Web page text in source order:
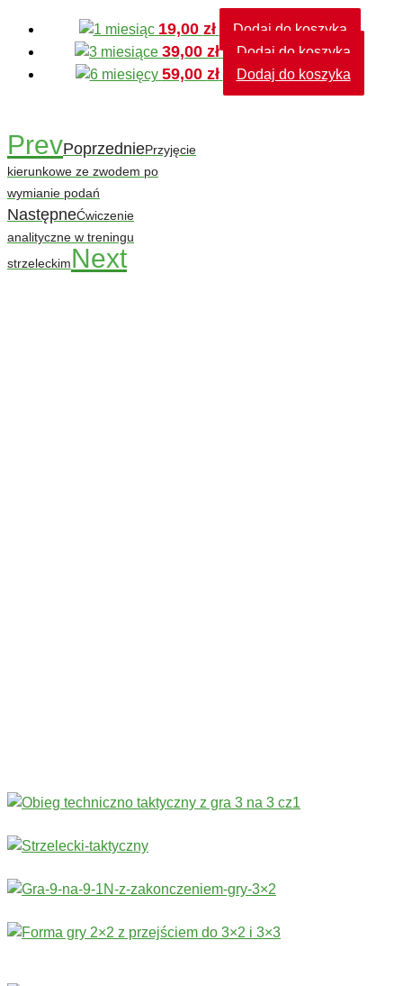
19,00 zł Dodaj do koszyka
39,00 zł Dodaj do koszyka
59,00 zł Dodaj do koszyka
PrevPoprzedniePrzyjęcie
kierunkowe ze zwodem po
wymianie podań
NastępneĆwiczenie
analityczne w treningu
strzeleckimNext